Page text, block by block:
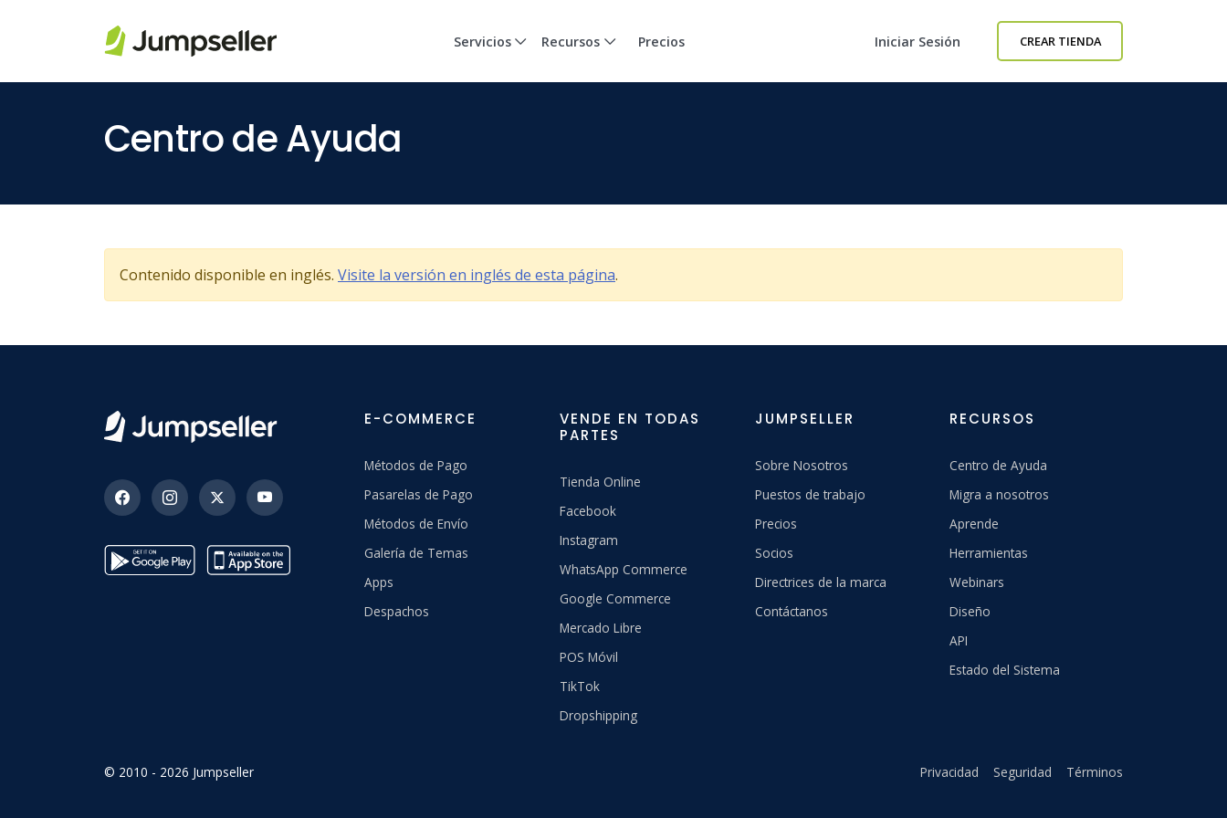
Saltar al contenido principal
Servicios Recursos Precios Iniciar Sesión CREAR TIENDA
Centro de Ayuda
Contenido disponible en inglés. Visite la versión en inglés de esta página.
E-COMMERCE
Métodos de Pago
Pasarelas de Pago
Métodos de Envío
Galería de Temas
Apps
Despachos
VENDE EN TODAS
PARTES
Tienda Online
Facebook
Instagram
WhatsApp Commerce
Google Commerce
Mercado Libre
POS Móvil
TikTok
Dropshipping
JUMPSELLER
Sobre Nosotros
Puestos de trabajo
Precios
Socios
Directrices de la marca
Contáctanos
RECURSOS
Centro de Ayuda
Migra a nosotros
Aprende
Herramientas
Webinars
Diseño
API
Estado del Sistema
© 2010 - 2026 Jumpseller Privacidad Seguridad Términos